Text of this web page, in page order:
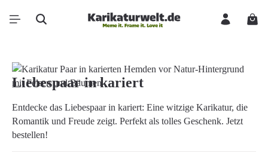
Zum Hauptinhalt springen
Bildergalerie überspringen
Liebespaar in kariert
Entdecke das Liebespaar in kariert: Eine witzige Karikatur, die
Romantik und Freude zeigt. Perfekt als tolles Geschenk. Jetzt
bestellen!